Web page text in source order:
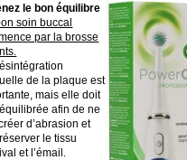
le bon équilibre
soin buccal
par la brosse
de la plaque est
mais elle doit
afin de ne
d’abrasion et
le tissu
et l’émail.